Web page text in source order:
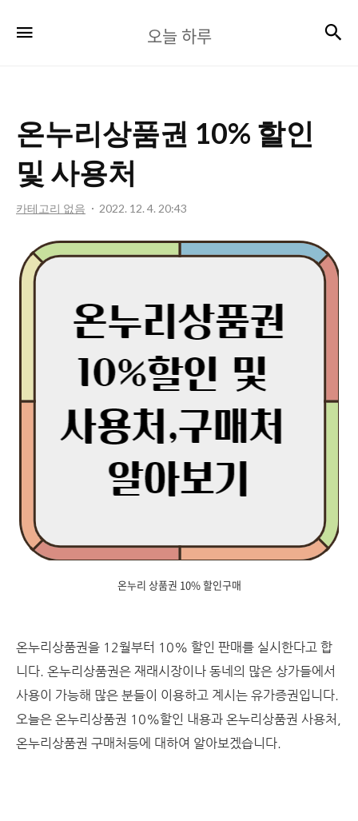
늘
오늘 하루
온누리상품권 10% 할인
및 사용처
카테고리 없음 2022. 12. 4. 20:43
온누리 상품권 10% 할인구매
온누리상품권을 12월부터 10% 할인 판매를 실시한다고 합
니다. 온누리상품권은 재래시장이나 동네의 많은 상가들에서
사용이 가능해 많은 분들이 이용하고 계시는 유가증권입니다.
오늘은 온누리상품권 10%할인 내용과 온누리상품권 사용처,
온누리상품권 구매처등에 대하여 알아보겠습니다.